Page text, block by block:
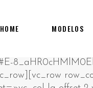
HOME MODELOS